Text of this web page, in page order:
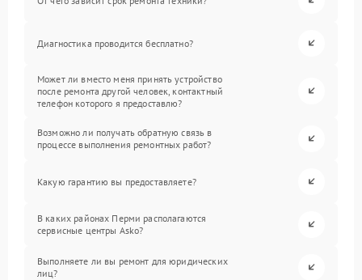
Диагностика проводится бесплатно?
Может ли вместо меня принять устройство
после ремонта другой человек, контактный
телефон которого я предоставлю?
Возможно ли получать обратную связь в
процессе выполнения ремонтных работ?
Какую гарантию вы предоставляете?
В каких районах Перми располагаются
сервисные центры Asko?
Выполняете ли вы ремонт для юридических
лиц?